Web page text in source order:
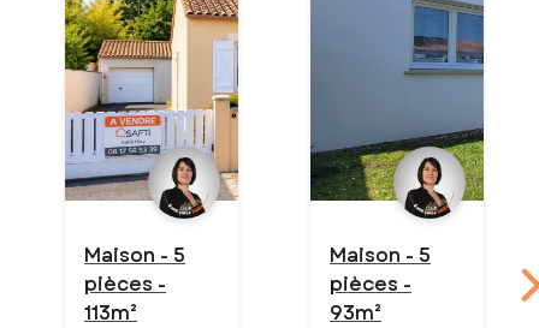
Maison - 5
pièces -
113m²
Maison - 5
pièces -
93m²